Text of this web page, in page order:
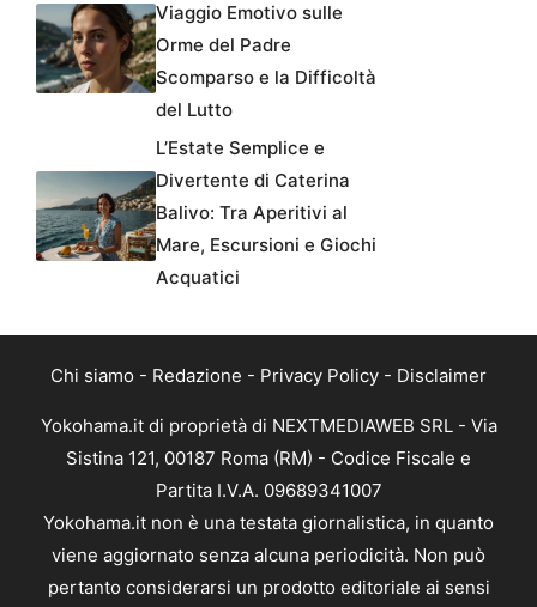
Viaggio Emotivo sulle
Orme del Padre
Scomparso e la Difficoltà
del Lutto
L’Estate Semplice e
Divertente di Caterina
Balivo: Tra Aperitivi al
Mare, Escursioni e Giochi
Acquatici
Chi siamo - Redazione - Privacy Policy - Disclaimer
Yokohama.it di proprietà di NEXTMEDIAWEB SRL - Via
Sistina 121, 00187 Roma (RM) - Codice Fiscale e
Partita I.V.A. 09689341007
Yokohama.it non è una testata giornalistica, in quanto
viene aggiornato senza alcuna periodicità. Non può
pertanto considerarsi un prodotto editoriale ai sensi